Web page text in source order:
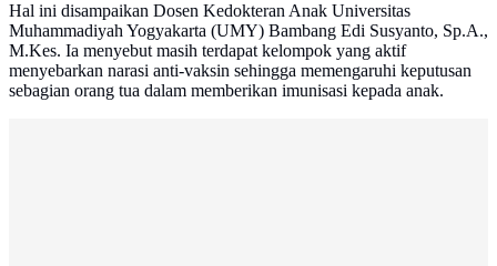
Hal ini disampaikan Dosen Kedokteran Anak Universitas
Muhammadiyah Yogyakarta (UMY) Bambang Edi Susyanto, Sp.A.,
M.Kes. Ia menyebut masih terdapat kelompok yang aktif
menyebarkan narasi anti-vaksin sehingga memengaruhi keputusan
sebagian orang tua dalam memberikan imunisasi kepada anak.